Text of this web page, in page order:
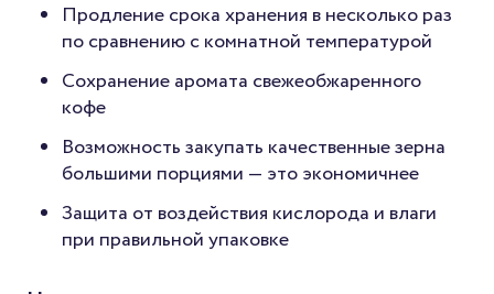
Продление срока хранения в несколько раз
по сравнению с комнатной температурой
Сохранение аромата свежеобжаренного
кофе
Возможность закупать качественные зерна
большими порциями — это экономичнее
Защита от воздействия кислорода и влаги
при правильной упаковке